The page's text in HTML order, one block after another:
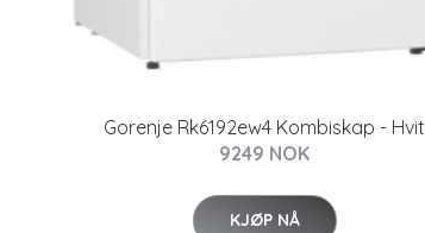
Gorenje Rk6192ew4 Kombiskap - Hvit
9249 NOK
KJØP NÅ